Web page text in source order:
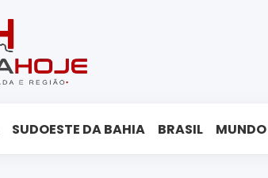
SUDOESTE DA BAHIA BRASIL MUNDO